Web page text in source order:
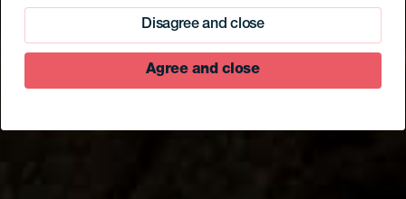
Disagree and close
Agree and close